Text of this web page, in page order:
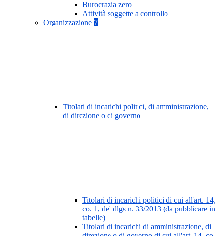
Burocrazia zero
Attività soggette a controllo
Organizzazione 7
Titolari di incarichi politici, di amministrazione,
di direzione o di governo
Titolari di incarichi politici di cui all'art. 14,
co. 1, del dlgs n. 33/2013 (da pubblicare in
tabelle)
Titolari di incarichi di amministrazione, di